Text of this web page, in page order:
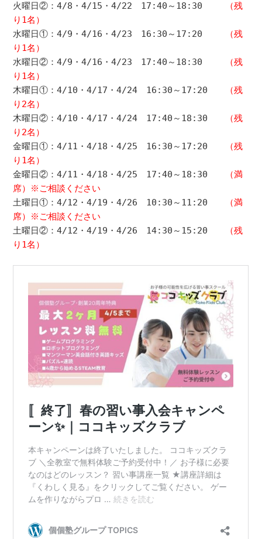
火曜日②：4/8・4/15・4/22 17:40～18:30
（残
り1名）
水曜日① ：4/9・4/16・4/23 16:30～17:20
（残
り1名）
水曜日②：4/9・4/16・4/23 17:40～18:30
（残
り1名）
木曜日①：4/10・4/17・4/24 16:30～17:20
（残
り2名）
木曜日② ：4/10・4/17・4/24 17:40～18:30
（残
り2名）
金曜日①：4/11・4/18・4/25 16:30～17:20
（残
り1名）
金曜日② ：4/11・4/18・4/25 17:40～18:30
（満
席）※ご相談ください
土曜日① ：4/12・4/19・4/26 10:30 ～11:20
（満
席）※ご相談ください
土曜日② ：4/12・4/19・4/26 14:30 ～15:20
（残
り1名）